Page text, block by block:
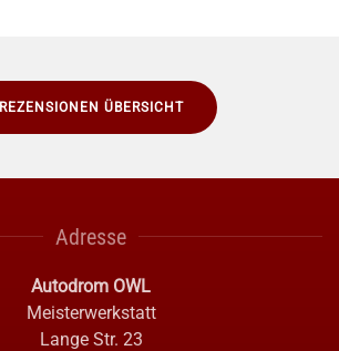
REZENSIONEN ÜBERSICHT
Adresse
Autodrom OWL
Meisterwerkstatt
Lange Str. 23